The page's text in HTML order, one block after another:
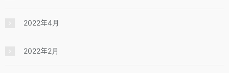
2022年4月
2022年2月